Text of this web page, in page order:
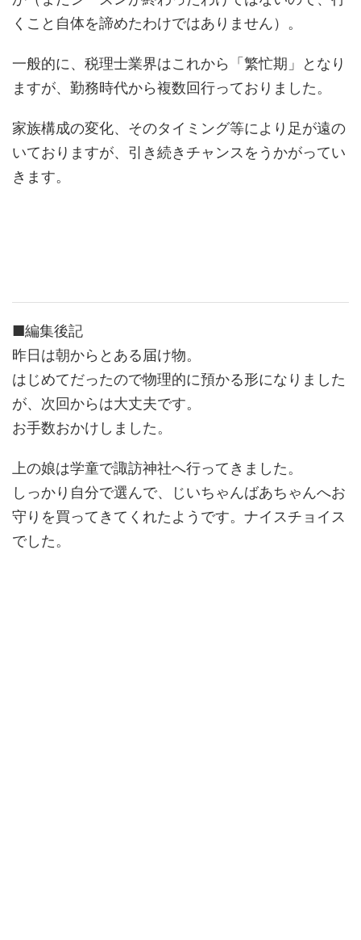
くこと自体を諦めたわけではありません）。
一般的に、税理士業界はこれから「繁忙期」となり
ますが、勤務時代から複数回行っておりました。
家族構成の変化、そのタイミング等により足が遠の
いておりますが、引き続きチャンスをうかがってい
きます。
■編集後記
昨日は朝からとある届け物。
はじめてだったので物理的に預かる形になりました
が、次回からは大丈夫です。
お手数おかけしました。
上の娘は学童で諏訪神社へ行ってきました。
しっかり自分で選んで、じいちゃんばあちゃんへお
守りを買ってきてくれたようです。ナイスチョイス
でした。